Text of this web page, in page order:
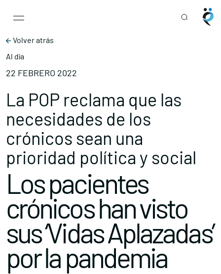
Main Navigation
Volver atrás
Al día
22 FEBRERO 2022
La POP reclama que las
necesidades de los
crónicos sean una
prioridad política y social
Los pacientes
crónicos han visto
sus ‘Vidas Aplazadas’
por la pandemia